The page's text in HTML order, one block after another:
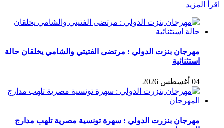
اقرأ المزيد
مهرجان بنزت الدولي : مرتضى الفتيتي والشامي يخلقان حالة
استثنائية
04 أغسطس 2026
مهرجان بنزرت الدولي : سهرة تونسية مصرية تلهب مدارج